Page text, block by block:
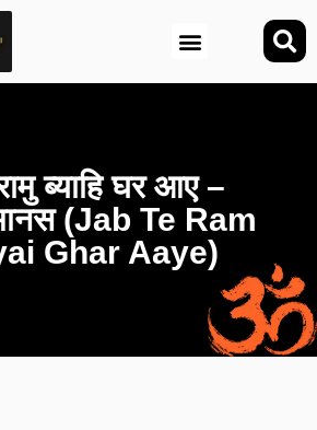
ब्याहि घर आए –
(Jab Te Ram
Ghar Aaye)